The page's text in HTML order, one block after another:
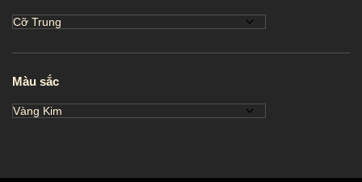
Màu sắc